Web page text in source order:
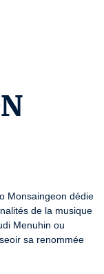
Monsaingeon dédie
de la musique
Menuhin ou
sa renommée